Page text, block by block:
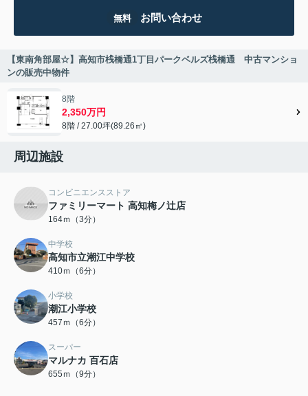
無料 お問い合わせ
【東南角部屋☆】高知市桟橋通1丁目パークベルズ桟橋通 中古マンショ
ンの販売中物件
8階
2,350万円
8階 / 27.00坪(89.26㎡)
周辺施設
コンビニエンスストア
ファミリーマート 高知梅ノ辻店
164ｍ（3分）
中学校
高知市立潮江中学校
410ｍ（6分）
小学校
潮江小学校
457ｍ（6分）
スーパー
マルナカ 百石店
655ｍ（9分）